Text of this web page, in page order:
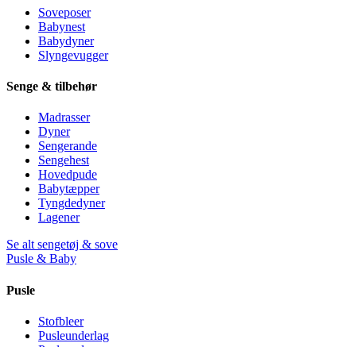
Soveposer
Babynest
Babydyner
Slyngevugger
Senge & tilbehør
Madrasser
Dyner
Sengerande
Sengehest
Hovedpude
Babytæpper
Tyngdedyner
Lagener
Se alt sengetøj & sove
Pusle & Baby
Pusle
Stofbleer
Pusleunderlag